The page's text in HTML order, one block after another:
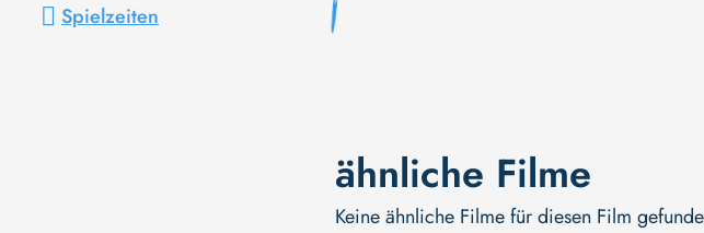
Spielzeiten
ähnliche Filme
Keine ähnliche Filme für diesen Film